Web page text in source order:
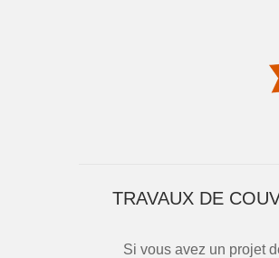
TRAVAUX DE
Si vous avez un projet